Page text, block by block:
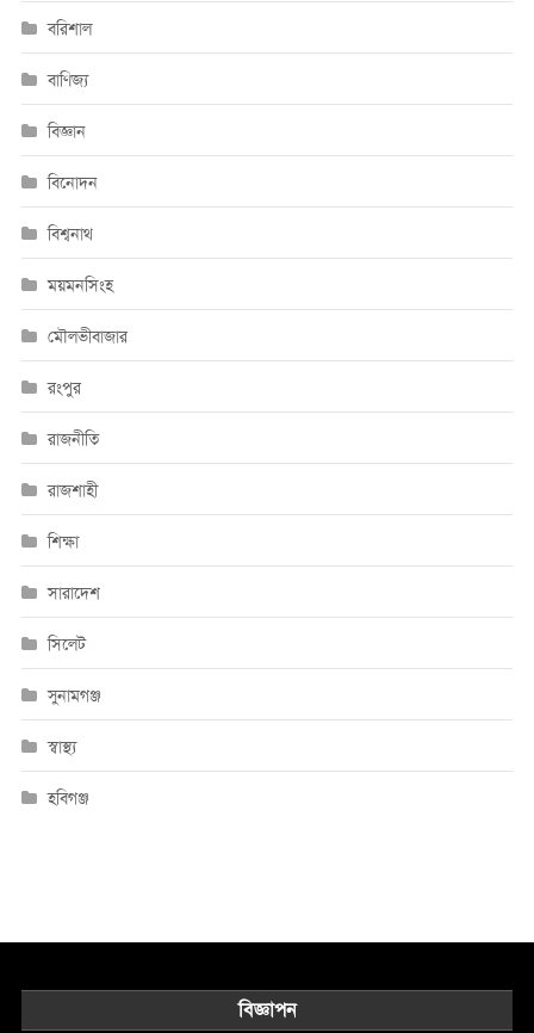
বরিশাল
বাণিজ্য
বিজ্ঞান
বিনোদন
বিশ্বনাথ
ময়মনসিংহ
মৌলভীবাজার
রংপুর
রাজনীতি
রাজশাহী
শিক্ষা
সারাদেশ
সিলেট
সুনামগঞ্জ
স্বাস্থ্য
হবিগঞ্জ
বিজ্ঞাপন